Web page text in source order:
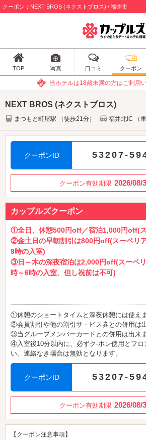
クーポン：NEXT BROS (ネクストブロス) / 福井市
TOP 写真 口コミ クーポン
当ホテルは18歳未満の方はご利用
NEXT BROS (ネクストブロス)
まつもと町屋駅 （徒歩21分） 福井北IC （車
クーポンID 53207-
クーポン有効期限 2026/08/
カップルズクーポン
①全日、休憩500円off／宿泊1,000円off(
②金土日の早朝割引は800円off(スーペリ
9時の入室)
③日～木の深夜宿泊は2,000円off(スーペ
時～6時の入室、但し祝前は不可)
①休憩のショートタイムと深夜休憩には使えま
②会員割引や他の割引サ－ビス券との併用は
③当グループメンバーカードとの併用は出来ま
④入室後10分以内に、必ずク-ポン使用とフロ
い。連絡なき場合は無効となります。
クーポンID 53207-
クーポン有効期限 2026/08/
【クーポン注意事項】